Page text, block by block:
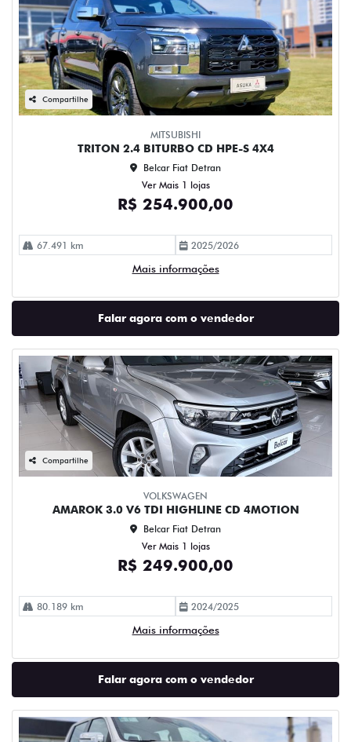
Compartilhe
MITSUBISHI
TRITON 2.4 BITURBO CD HPE-S 4X4
Belcar Fiat Detran
Ver Mais 1 lojas
R$ 254.900,00
67.491 km 2025/2026
Mais informações
Falar agora com o vendedor
Compartilhe
VOLKSWAGEN
AMAROK 3.0 V6 TDI HIGHLINE CD 4MOTION
Belcar Fiat Detran
Ver Mais 1 lojas
R$ 249.900,00
80.189 km 2024/2025
Mais informações
Falar agora com o vendedor